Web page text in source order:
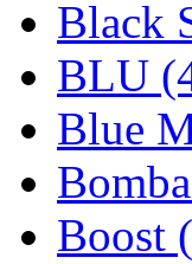
Black
BLU
Blue
Bomba
Boost